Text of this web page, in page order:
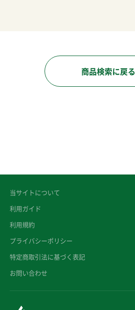
商品検索に戻る
当サイトについて
利用ガイド
利用規約
プライバシーポリシー
特定商取引法に基づく表記
お問い合わせ